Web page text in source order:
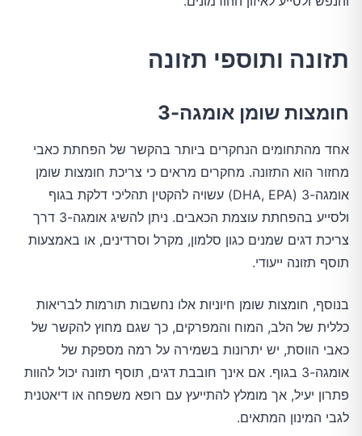
תזונה ותוספי תזונה
חומצות שומן אומגה-3
אחד מהתחומים הנחקרים ביותר בהקשר של הפחתת כאבי
מחזור הוא התזונה. מחקרים מראים כי צריכת חומצות שומן
אומגה-3 (DHA, EPA) עשויה להקטין תהליכי דלקת בגוף
ולסייע בהפחתת עוצמת הכאבים. ניתן להשיג אומגה-3 דרך
צריכת דגים שמנים כגון סלמון, מקרל וסרדינים, או באמצעות
תוסף תזונה ייעודי.
בנוסף, חומצות שומן חיוניות אלו נחשבות תורמות לבריאות
כללית של הלב, המוח והמפרקים, כך שגם מחוץ להקשר של
כאבי הווסת, יש יתרונות בשמירה על רמה מספקת של
אומגה-3 בגוף. אם אינך חובבת דגים, תוסף תזונה יכול להוות
פתרון יעיל, אך מומלץ להתייעץ עם רופא משפחה או דיאטנית
לגבי המינון המתאים.